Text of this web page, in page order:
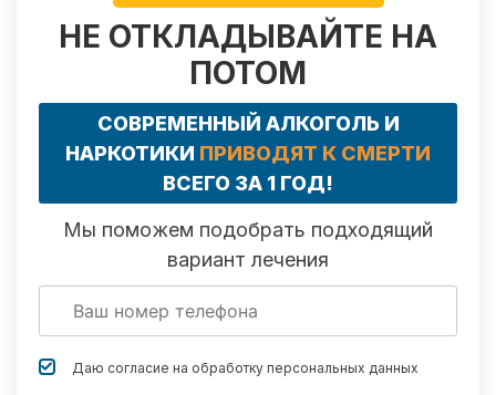
НЕ ОТКЛАДЫВАЙТЕ НА
ПОТОМ
СОВРЕМЕННЫЙ АЛКОГОЛЬ И
НАРКОТИКИ ПРИВОДЯТ К СМЕРТИ
ВСЕГО ЗА 1 ГОД!
Мы поможем подобрать подходящий
вариант лечения
Даю согласие на обработку персональных данных